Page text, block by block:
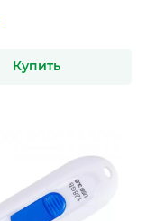
Купить